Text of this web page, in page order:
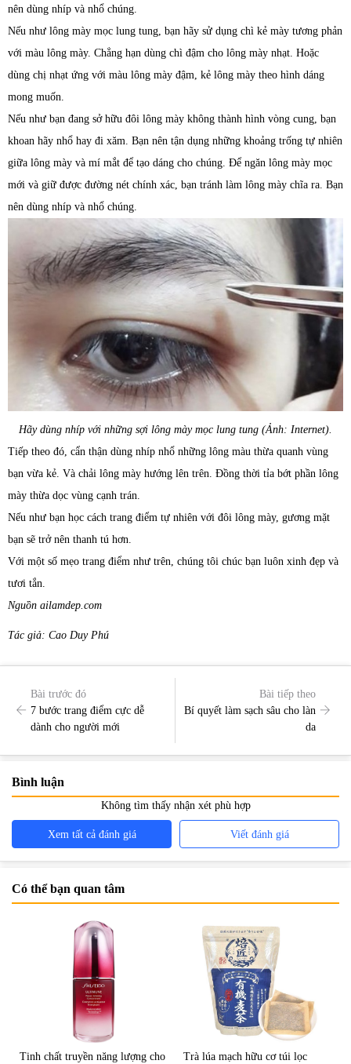
nên dùng nhíp và nhổ chúng.
Nếu như lông mày mọc lung tung, bạn hãy sử dụng chì kẻ mày tương phản
với màu lông mày. Chẳng hạn dùng chì đậm cho lông mày nhạt. Hoặc
dùng chị nhạt ứng với màu lông mày đậm, kẻ lông mày theo hình dáng
mong muốn.
Nếu như bạn đang sở hữu đôi lông mày không thành hình vòng cung, bạn
khoan hãy nhổ hay đi xăm. Bạn nên tận dụng những khoảng trống tự nhiên
giữa lông mày và mí mắt để tạo dáng cho chúng. Để ngăn lông mày mọc
mới và giữ được đường nét chính xác, bạn tránh làm lông mày chĩa ra. Bạn
nên dùng nhíp và nhổ chúng.
Hãy dùng nhíp với những sợi lông mày mọc lung tung (Ảnh: Internet).
Tiếp theo đó, cẩn thận dùng nhíp nhổ những lông màu thừa quanh vùng
bạn vừa kẻ. Và chải lông mày hướng lên trên. Đồng thời tỉa bớt phần lông
mày thừa dọc vùng cạnh trán.
Nếu như bạn học cách trang điểm tự nhiên với đôi lông mày, gương mặt
bạn sẽ trở nên thanh tú hơn.
Với một số mẹo trang điểm như trên, chúng tôi chúc bạn luôn xinh đẹp và
tươi tắn.
Nguồn ailamdep.com
Tác giả: Cao Duy Phú
Bài trước đó
7 bước trang điểm cực dễ
dành cho người mới
Bài tiếp theo
Bí quyết làm sạch sâu cho làn
da
Bình luận
Không tìm thấy nhận xét phù hợp
Xem tất cả đánh giá Viết đánh giá
Có thể bạn quan tâm
Tinh chất truyền năng lượng cho
Trà lúa mạch hữu cơ túi lọc